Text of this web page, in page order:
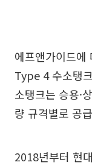
에프앤가이드에
Type 4 수소탱
소탱크는 승용·
량 규격별로 공
2018년부터 현